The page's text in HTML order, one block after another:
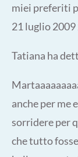
miei preferiti
21 luglio
Tatiana ha
anche per me
sorridere per
che tutto